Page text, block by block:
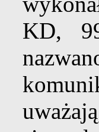
KD,